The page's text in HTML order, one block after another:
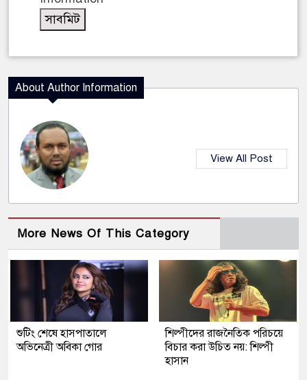
About Author Information
View All Post
More News Of This Category
শুটিং শেষে হাসপাতালে
অভিনেত্রী অবিকা গোর
শিল্পীদের রাজনৈতিক পরিচয়ে
বিচার করা উচিত নয়: শিল্পী
হাসান